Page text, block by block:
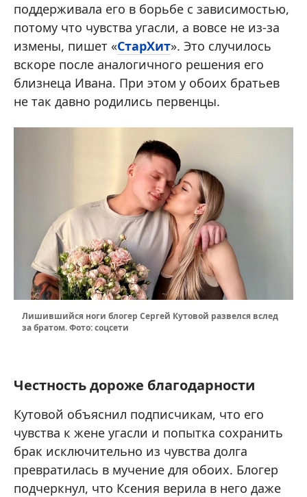
поддерживала его в борьбе с зависимостью,
потому что чувства угасли, а вовсе не из-за
измены, пишет «СтарХит». Это случилось
вскоре после аналогичного решения его
близнеца Ивана. При этом у обоих братьев
не так давно родились первенцы.
Лишившийся ноги блогер Сергей Кутовой развелся вслед
за братом. Фото: соцсети
Честность дороже благодарности
Кутовой объяснил подписчикам, что его
чувства к жене угасли и попытка сохранить
брак исключительно из чувства долга
превратилась в мучение для обоих. Блогер
подчеркнул, что Ксения верила в него даже